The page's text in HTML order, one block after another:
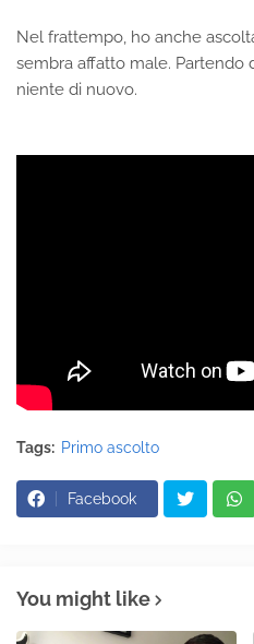
Nel frattempo, ho anche
sembra affatto male. Partendo
niente di nuovo.
Tags: Primo ascolto
Facebook
You might like